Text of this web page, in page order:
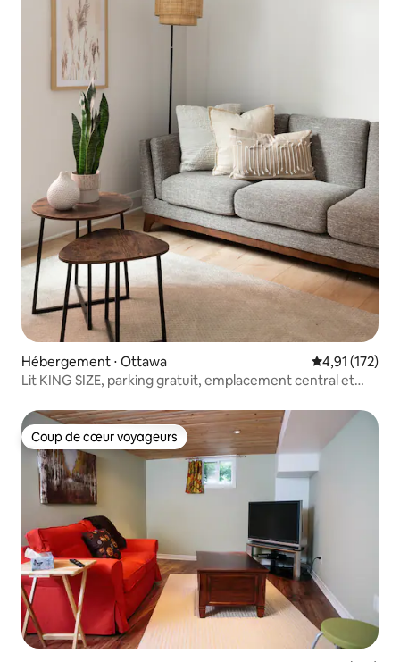
Hébergement ⋅ Ottawa Évaluation
4,91 (172)
Lit KING SIZE, parking gratuit, emplacement central et
Coup de cœur voyageurs
Coup de cœur voyageurs